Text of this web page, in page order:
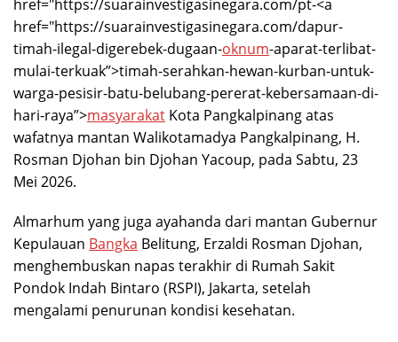
href="https://suarainvestigasinegara.com/pt-<a
href="https://suarainvestigasinegara.com/dapur-
timah-ilegal-digerebek-dugaan-oknum-aparat-terlibat-
mulai-terkuak”>timah-serahkan-hewan-kurban-untuk-
warga-pesisir-batu-belubang-pererat-kebersamaan-di-
hari-raya”>masyarakat Kota Pangkalpinang atas
wafatnya mantan Walikotamadya Pangkalpinang, H.
Rosman Djohan bin Djohan Yacoup, pada Sabtu, 23
Mei 2026.
Almarhum yang juga ayahanda dari mantan Gubernur
Kepulauan Bangka Belitung, Erzaldi Rosman Djohan,
menghembuskan napas terakhir di Rumah Sakit
Pondok Indah Bintaro (RSPI), Jakarta, setelah
mengalami penurunan kondisi kesehatan.